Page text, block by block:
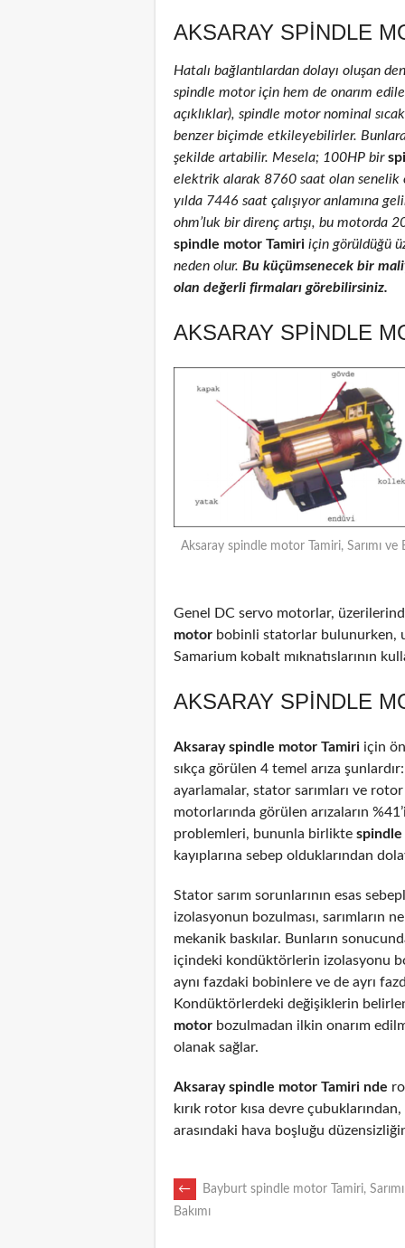
AKSARAY SPINDLE
Hatalı bağlantılardan dolayı oluşan
spindle motor için hem de onarım
açıklıklar), spindle motor nominal
benzer biçimde etkileyebilirler.
şekilde artabilir. Mesela; 100HP bir
elektrik alarak 8760 saat olan senelik
yılda 7446 saat çalışıyor anlamına
ohm’luk bir direnç artışı, bu motorda
spindle motor Tamiri için görüldüğü
neden olur. Bu küçümsenecek bir
olan değerli firmaları görebilirsiniz.
AKSARAY SPINDLE
Aksaray spindle motor Tamiri, Sarımı ve
Genel DC servo motorlar,
motor bobinli statorlar bulunurken,
Samarium kobalt mıknatıslarının
AKSARAY SPINDLE
Aksaray spindle motor Tamiri için
sıkça görülen 4 temel arıza
ayarlamalar, stator sarımları ve
motorlarında görülen arızaların
problemleri, bununla birlikte
kayıplarına sebep olduklarından
Stator sarım sorunlarının esas
izolasyonun bozulması, sarımların
mekanik baskılar. Bunların
içindeki kondüktörlerin izolasyonu
aynı fazdaki bobinlere ve de ayrı
Kondüktörlerdeki değişiklerin
motor bozulmadan ilkin onarım
olanak sağlar.
Aksaray spindle motor Tamiri nde
kırık rotor kısa devre
arasındaki hava boşluğu
POST
←
Bayburt spindle motor Tamiri,
Bakımı